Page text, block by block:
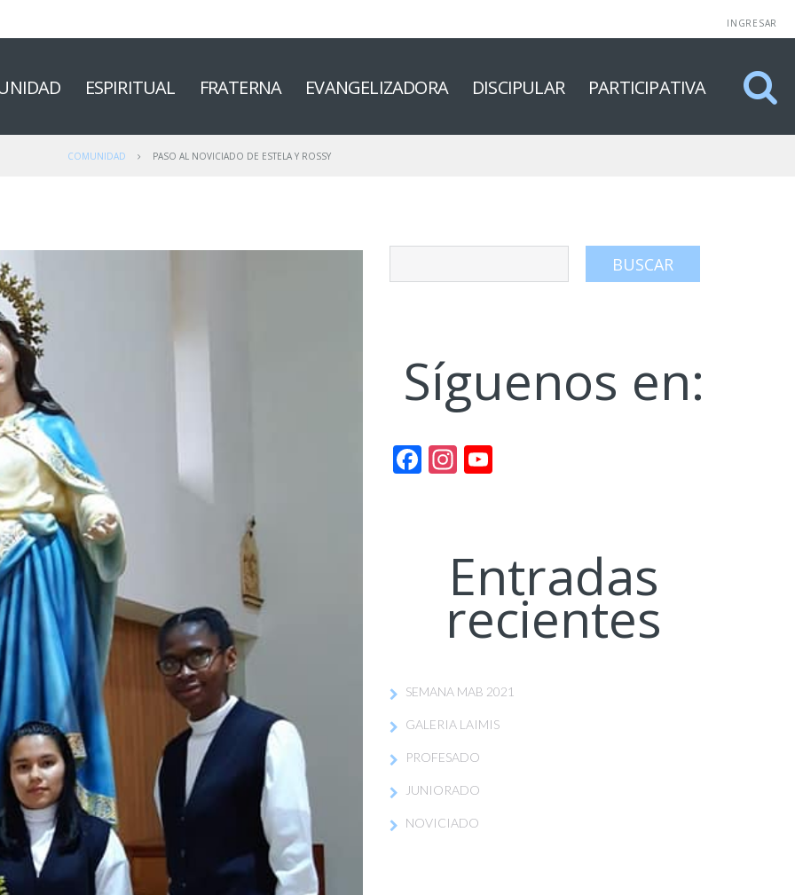
INGRESAR
ESPIRITUAL FRATERNA EVANGELIZADORA DISCIPULAR PARTICIPATIVA
COMUNIDAD PASO AL NOVICIADO DE ESTELA Y ROSSY
Síguenos en:
Facebook
Instagram
Entradas
recientes
SEMANA MAB 2021
GALERIA LAIMIS
PROFESADO
JUNIORADO
NOVICIADO